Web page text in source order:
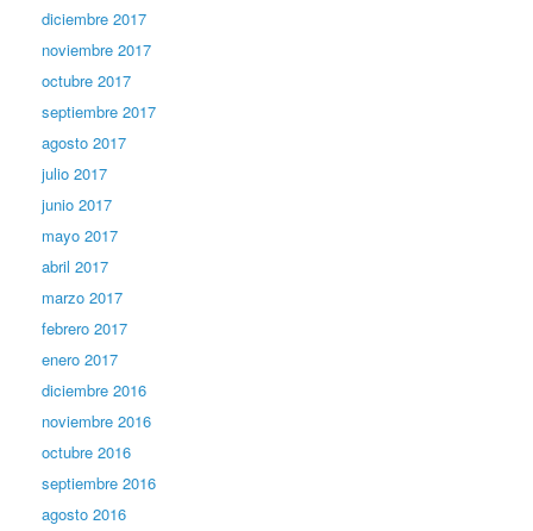
diciembre 2017
noviembre 2017
octubre 2017
septiembre 2017
agosto 2017
julio 2017
junio 2017
mayo 2017
abril 2017
marzo 2017
febrero 2017
enero 2017
diciembre 2016
noviembre 2016
octubre 2016
septiembre 2016
agosto 2016